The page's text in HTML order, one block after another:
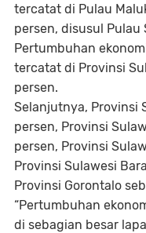
tercatat di Pulau
persen, disusul Pulau
Pertumbuhan
tercatat di Provinsi
persen.
Selanjutnya, Provinsi
persen, Provinsi
persen, Provinsi
Provinsi Sulawesi
Provinsi Gorontalo
“Pertumbuhan
di sebagian besar